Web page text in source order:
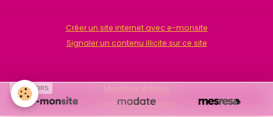
Créer un site internet avec e-monsite
Signaler un contenu illicite sur ce site
Mentions légales
Gestion des cookies
SPONSORS